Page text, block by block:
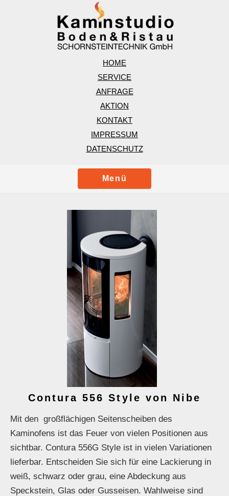
HOME
SERVICE
ANFRAGE
AKTION
KONTAKT
IMPRESSUM
DATENSCHUTZ
Menü
Contura 556 Style von Nibe
Mit den großflächigen Seitenscheiben des
Kaminofens ist das Feuer von vielen Positionen aus
sichtbar. Contura 556G Style ist in vielen Variationen
lieferbar. Entscheiden Sie sich für eine Lackierung in
weiß, schwarz oder grau, eine Abdeckung aus
Speckstein, Glas oder Gusseisen. Wahlweise sind